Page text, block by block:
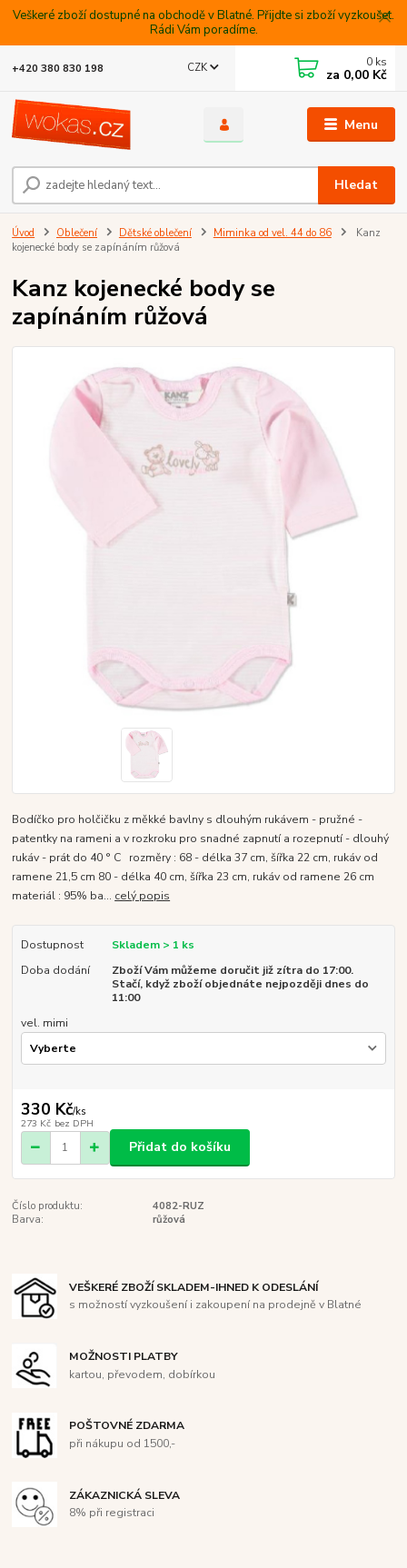
Veškeré zboží dostupné na obchodě v Blatné. Přijdte si zboží vyzkoušet.
Rádi Vám poradíme.
Menu
CZK
Hledat
+420 380 830 198 0 ks
za 0,00 Kč
Úvod Oblečení Dětské oblečení Miminka od vel. 44 do 86
Kanz
kojenecké body se zapínáním růžová
Kanz kojenecké body se
zapínáním růžová
Bodíčko pro holčičku z měkké bavlny s dlouhým rukávem - pružné -
patentky na rameni a v rozkroku pro snadné zapnutí a rozepnutí - dlouhý
rukáv - prát do 40 ° C rozměry : 68 - délka 37 cm, šířka 22 cm, rukáv od
ramene 21,5 cm 80 - délka 40 cm, šířka 23 cm, rukáv od ramene 26 cm
materiál : 95% ba... celý popis
Dostupnost
Skladem > 1 ks
Doba dodání
Zboží Vám můžeme doručit již zítra do 17:00.
Stačí, když zboží objednáte nejpozději dnes do
11:00
vel. mimi
330 Kč/ks
273 Kč bez DPH
Přidat do košíku
Číslo produktu:
4082-RUZ
Barva:
růžová
VEŠKERÉ ZBOŽÍ SKLADEM-IHNED K ODESLÁNÍ
s možností vyzkoušení i zakoupení na prodejně v Blatné
MOŽNOSTI PLATBY
kartou, převodem, dobírkou
POŠTOVNÉ ZDARMA
při nákupu od 1500,-
ZÁKAZNICKÁ SLEVA
8% při registraci